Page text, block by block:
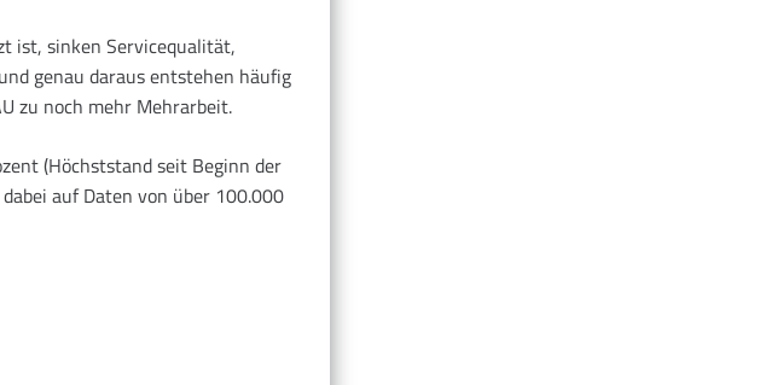
ist, sinken Servicequalität,
genau daraus entstehen häufig
zu noch mehr Mehrarbeit.
(Höchststand seit Beginn der
auf Daten von über 100.000